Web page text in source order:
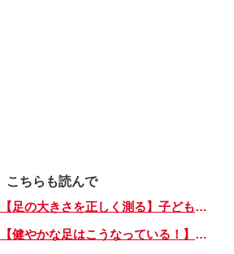
こちらも読んで
【足の大きさを正しく測る】子どもの靴の最適サイズは？ 月に1回は測り直そう！
【健やかな足はこうなっている！】「疲れた！ 抱っこ！」は靴のせい？ 子どもの足を育てる「足育」を今日からさっそく始めましょう！